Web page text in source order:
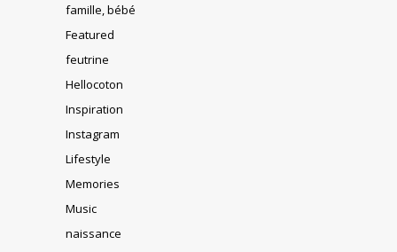
famille, bébé
Featured
feutrine
Hellocoton
Inspiration
Instagram
Lifestyle
Memories
Music
naissance